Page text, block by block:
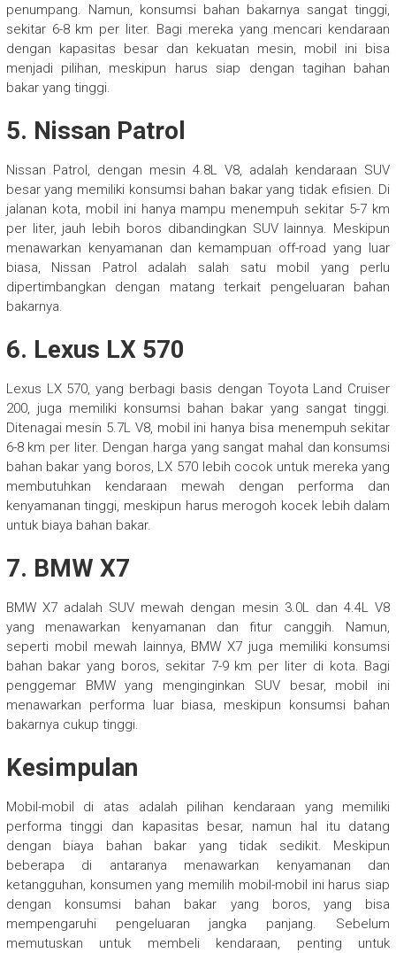
penumpang. Namun, konsumsi bahan bakarnya sangat tinggi,
sekitar 6-8 km per liter. Bagi mereka yang mencari kendaraan
dengan kapasitas besar dan kekuatan mesin, mobil ini bisa
menjadi pilihan, meskipun harus siap dengan tagihan bahan
bakar yang tinggi.
5. Nissan Patrol
Nissan Patrol, dengan mesin 4.8L V8, adalah kendaraan SUV
besar yang memiliki konsumsi bahan bakar yang tidak efisien. Di
jalanan kota, mobil ini hanya mampu menempuh sekitar 5-7 km
per liter, jauh lebih boros dibandingkan SUV lainnya. Meskipun
menawarkan kenyamanan dan kemampuan off-road yang luar
biasa, Nissan Patrol adalah salah satu mobil yang perlu
dipertimbangkan dengan matang terkait pengeluaran bahan
bakarnya.
6. Lexus LX 570
Lexus LX 570, yang berbagi basis dengan Toyota Land Cruiser
200, juga memiliki konsumsi bahan bakar yang sangat tinggi.
Ditenagai mesin 5.7L V8, mobil ini hanya bisa menempuh sekitar
6-8 km per liter. Dengan harga yang sangat mahal dan konsumsi
bahan bakar yang boros, LX 570 lebih cocok untuk mereka yang
membutuhkan kendaraan mewah dengan performa dan
kenyamanan tinggi, meskipun harus merogoh kocek lebih dalam
untuk biaya bahan bakar.
7. BMW X7
BMW X7 adalah SUV mewah dengan mesin 3.0L dan 4.4L V8
yang menawarkan kenyamanan dan fitur canggih. Namun,
seperti mobil mewah lainnya, BMW X7 juga memiliki konsumsi
bahan bakar yang boros, sekitar 7-9 km per liter di kota. Bagi
penggemar BMW yang menginginkan SUV besar, mobil ini
menawarkan performa luar biasa, meskipun konsumsi bahan
bakarnya cukup tinggi.
Kesimpulan
Mobil-mobil di atas adalah pilihan kendaraan yang memiliki
performa tinggi dan kapasitas besar, namun hal itu datang
dengan biaya bahan bakar yang tidak sedikit. Meskipun
beberapa di antaranya menawarkan kenyamanan dan
ketangguhan, konsumen yang memilih mobil-mobil ini harus siap
dengan konsumsi bahan bakar yang boros, yang bisa
mempengaruhi pengeluaran jangka panjang. Sebelum
memutuskan untuk membeli kendaraan, penting untuk